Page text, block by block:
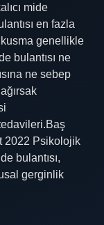
mide
en fazla
genellikle
bulantısı ne
ne sebep
2022 Psikolojik
bulantısı,
gerginlik